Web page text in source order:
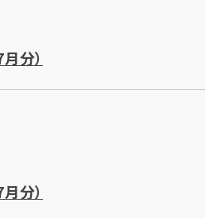
分）
分）